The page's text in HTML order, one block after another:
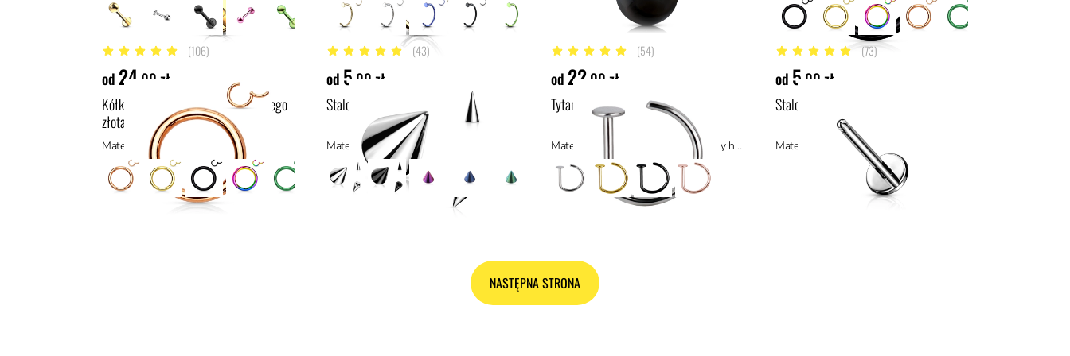
5 z 5 gwiazdek (106)
od 24,00 zł
Kółko typu clicker w kolorze różowego
złota
Materiał: stal z powłoką PVD, stal
4.9 z 5 gwiazdek (43)
od 5 ,00 zł
Stalowy kolec z gwintem
Materiał: stal chirurgiczna 316L, stal
4.9 z 5 gwiazdek (54)
od 22,00 zł
Tytanowe kółko D-ring do nosa
Materiał: tytan ASTM F136, materiały hipoalergiczne
4.9 z 5 gwiazdek (73)
od 5 ,00 zł
Stalowy labret
Materiał: stal chirurgiczna 316L, stal
NASTĘPNA STRONA